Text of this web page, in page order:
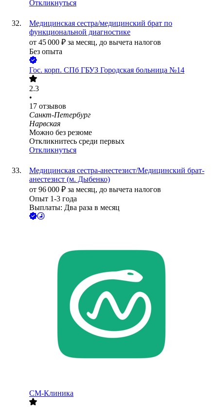
Откликнуться
Медицинская сестра/медицинский брат по
функциональной диагностике
от 45 000 ₽ за месяц, до вычета налогов
Без опыта
Гос. корп. СПб ГБУЗ Городская больница №14
2.3
•
17 отзывов
Санкт-Петербург
Нарвская
Можно без резюме
Откликнитесь среди первых
Откликнуться
Медицинская сестра-анестезист/Медицинский брат-
анестезист (м. Дыбенко)
от 96 000 ₽ за месяц, до вычета налогов
Опыт 1-3 года
Выплаты: Два раза в месяц
СМ-Клиника